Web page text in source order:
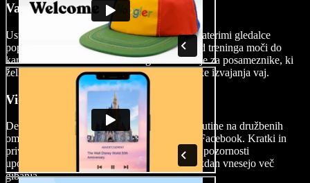
Vadbene video vsebine
Ustvarite celovite vadbene video vsebine, s katerimi gledalce
popeljete skozi učinkovite vadbene rutine. Od treninga moči do
kardio vadb – fitnes videi so dragoceno orodje za posameznike, ki
želijo ostati fit doma ali pa iščejo prave tehnike izvajanja vaj.
Videi za družbena omrežja
Delite kratke fitnes nasvete in hitre vadbene rutine na družbenih
omrežjih, kot so Instagram Reels, TikTok in Facebook. Kratki in
privlačni fitnes videi so odlični za pritegnitev pozornosti
uporabnikov in jih spodbujajo, da v svoj vsakdan vnesejo več
gibanja.